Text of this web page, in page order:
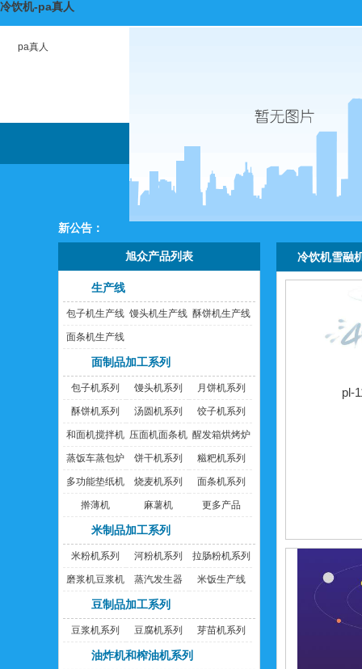
冷饮机-pa真人
pa真人
新公告：
旭众产品列表
生产线
包子机生产线 馒头机生产线 酥饼机生产线
面条机生产线
面制品加工系列
包子机系列 馒头机系列 月饼机系列
酥饼机系列 汤圆机系列 饺子机系列
和面机搅拌机 压面机面条机 醒发箱烘烤炉
蒸饭车蒸包炉 饼干机系列 糍粑机系列
多功能垫纸机 烧麦机系列 面条机系列
擀薄机 麻薯机 更多产品
米制品加工系列
米粉机系列 河粉机系列 拉肠粉机系列
磨浆机豆浆机 蒸汽发生器 米饭生产线
豆制品加工系列
豆浆机系列 豆腐机系列 芽苗机系列
油炸机和榨油机系列
冷饮机雪融
pl-